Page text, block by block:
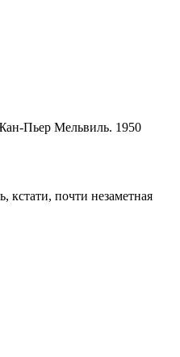
Пьер Мельвиль. 1950
кстати, почти незаметная